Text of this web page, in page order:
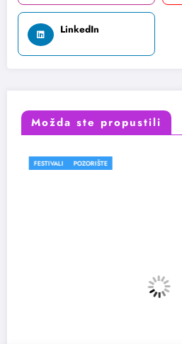
LinkedIn
Možda ste propustili